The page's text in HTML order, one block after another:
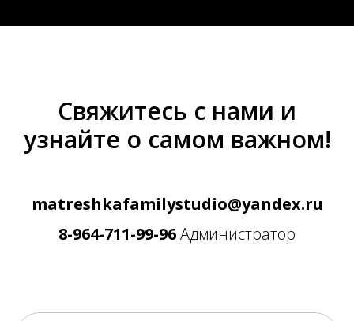
Свяжитесь с нами и
узнайте о самом важном!
matreshkafamilystudio@yandex.ru
8-964-711-99-96Администратор